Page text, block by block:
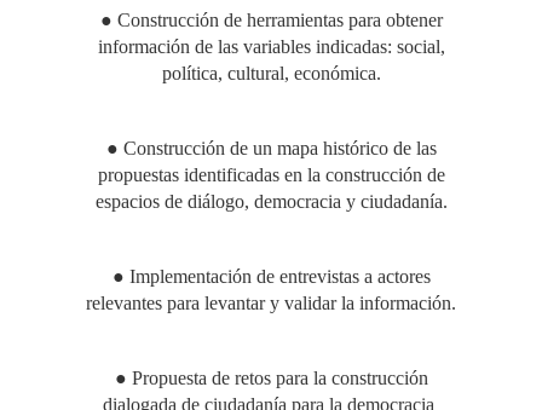
● Construcción de herramientas para obtener
información de las variables indicadas: social,
política, cultural, económica.
● Construcción de un mapa histórico de las
propuestas identificadas en la construcción de
espacios de diálogo, democracia y ciudadanía.
● Implementación de entrevistas a actores
relevantes para levantar y validar la información.
● Propuesta de retos para la construcción
dialogada de ciudadanía para la democracia